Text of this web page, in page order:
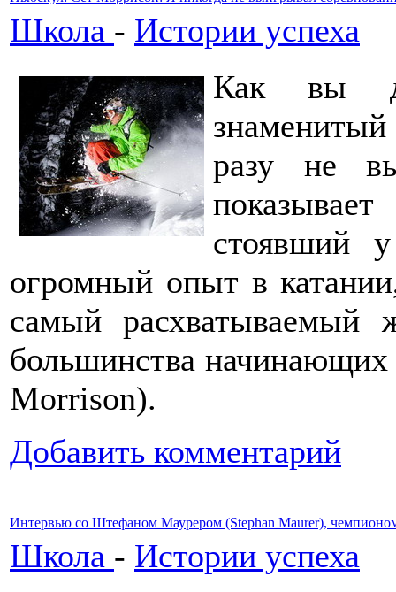
Школа - Истории успеха
Как вы
разу не
стоявший
огромный опыт в
самый расхватываемый
большинства
Morrison).
Добавить комментарий
Интервью со Штефаном Маурером (Stephan Maurer),
Школа - Истории успеха